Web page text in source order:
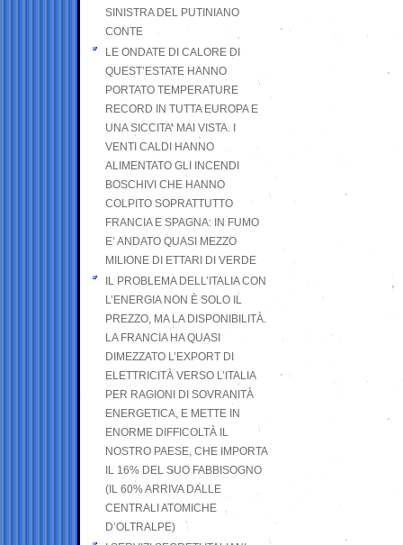
SINISTRA DEL PUTINIANO
CONTE
LE ONDATE DI CALORE DI
QUEST’ESTATE HANNO
PORTATO TEMPERATURE
RECORD IN TUTTA EUROPA E
UNA SICCITA’ MAI VISTA. I
VENTI CALDI HANNO
ALIMENTATO GLI INCENDI
BOSCHIVI CHE HANNO
COLPITO SOPRATTUTTO
FRANCIA E SPAGNA: IN FUMO
E’ ANDATO QUASI MEZZO
MILIONE DI ETTARI DI VERDE
IL PROBLEMA DELL’ITALIA CON
L’ENERGIA NON È SOLO IL
PREZZO, MA LA DISPONIBILITÀ.
LA FRANCIA HA QUASI
DIMEZZATO L’EXPORT DI
ELETTRICITÀ VERSO L’ITALIA
PER RAGIONI DI SOVRANITÀ
ENERGETICA, E METTE IN
ENORME DIFFICOLTÀ IL
NOSTRO PAESE, CHE IMPORTA
IL 16% DEL SUO FABBISOGNO
(IL 60% ARRIVA DALLE
CENTRALI ATOMICHE
D’OLTRALPE)